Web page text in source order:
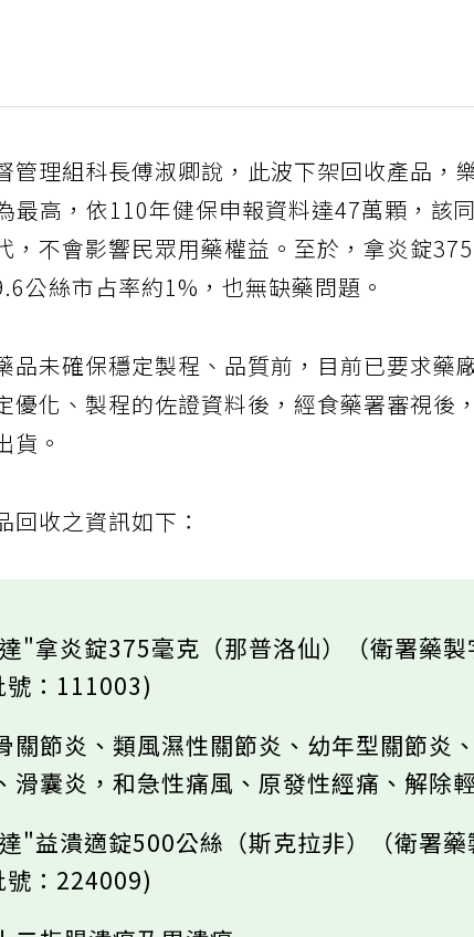
管理組科長傅淑卿說，此波下架回收產品，
最高，依110年健保申報資料達47萬顆，該
，不會影響民眾用藥權益。至於，拿炎錠
公絲市占率約1%，也無缺藥問題。
品未確保穩定製程、品質前，目前已要求藥
優化、製程的佐證資料後，經食藥署審視後
貨。
回收之資訊如下：
"拿炎錠375毫克（那普洛仙）（衛署藥
號：111003)
關節炎、類風濕性關節炎、幼年型關節炎
滑囊炎，和急性痛風、原發性經痛、解除
"益潰適錠500公絲（斯克拉非）（衛署
號：224009)